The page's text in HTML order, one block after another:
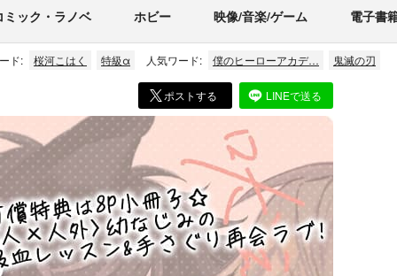
ミック・ラノベ ホビー 映像/音楽/ゲーム 電子書
ド: 桜河こはく 特級α 人気ワード: 僕のヒーローアカデ… 鬼滅の刃
ポストする LINEで送る